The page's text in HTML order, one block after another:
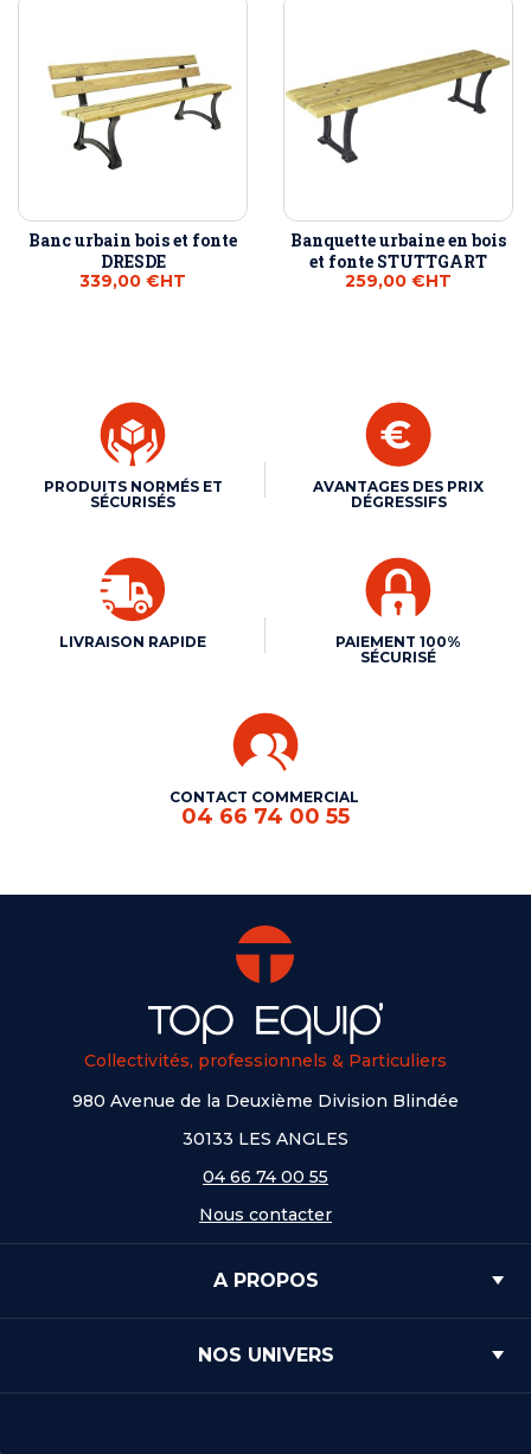
Banc urbain bois et fonte
DRESDE
339,00 €HT
Banquette urbaine en bois
et fonte STUTTGART
259,00 €HT
PRODUITS NORMÉS ET
SÉCURISÉS
AVANTAGES DES PRIX
DÉGRESSIFS
LIVRAISON RAPIDE
PAIEMENT 100%
SÉCURISÉ
CONTACT COMMERCIAL
04 66 74 00 55
Collectivités, professionnels & Particuliers
980 Avenue de la Deuxième Division Blindée
30133 LES ANGLES
04 66 74 00 55
Nous contacter
A PROPOS
NOS UNIVERS